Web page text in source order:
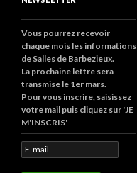
Vous pourrez recevoir
chaque mois les informations
de Salles de Barbezieux.
La prochaine lettre sera
transmise le 1er mars.
Pour vous inscrire, saisissez
votre mail puis cliquez sur 'JE
M'INSCRIS'